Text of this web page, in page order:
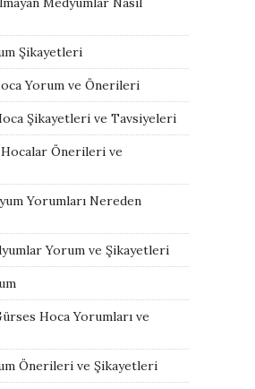
Şikayetleri
Yorum ve Önerileri
Şikayetleri ve Tavsiyeleri
Hocalar Önerileri ve
Yorumları Nereden
Yorum ve Şikayetleri
Hoca Yorumları ve
Önerileri ve Şikayetleri